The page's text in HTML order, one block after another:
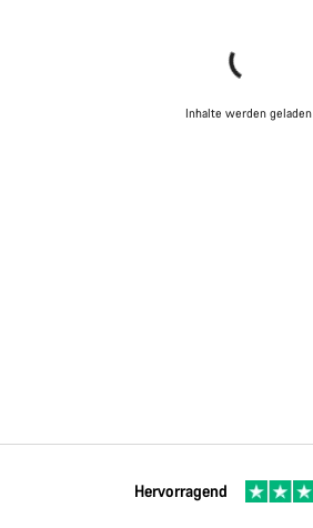
Inhalte werden geladen
Hervorragend